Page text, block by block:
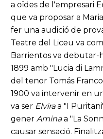
a oïdes de l'empresari
que va proposar a
fer una audició de
Teatre del Liceu va
Barrientos va debutar-
1899 amb "Lucia di
del tenor Tomás
1900 va intervenir en
va ser Elviraa "I
generAminaa "La
causar sensació.